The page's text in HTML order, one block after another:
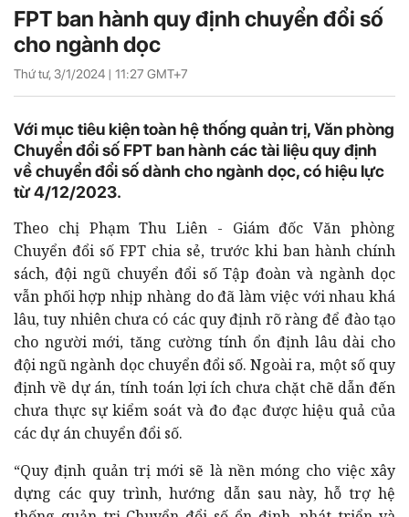
FPT ban hành quy định chuyển đổi số
cho ngành dọc
Thứ tư, 3/1/2024 | 11:27 GMT+7
Với mục tiêu kiện toàn hệ thống quản trị, Văn phòng
Chuyển đổi số FPT ban hành các tài liệu quy định
về chuyển đổi số dành cho ngành dọc, có hiệu lực
từ 4/12/2023.
Theo chị Phạm Thu Liên - Giám đốc Văn phòng
Chuyển đổi số FPT chia sẻ, trước khi ban hành chính
sách, đội ngũ chuyển đổi số Tập đoàn và ngành dọc
vẫn phối hợp nhịp nhàng do đã làm việc với nhau khá
lâu, tuy nhiên chưa có các quy định rõ ràng để đào tạo
cho người mới, tăng cường tính ổn định lâu dài cho
đội ngũ ngành dọc chuyển đổi số. Ngoài ra, một số quy
định về dự án, tính toán lợi ích chưa chặt chẽ dẫn đến
chưa thực sự kiểm soát và đo đạc được hiệu quả của
các dự án chuyển đổi số.
“Quy định quản trị mới sẽ là nền móng cho việc xây
dựng các quy trình, hướng dẫn sau này, hỗ trợ hệ